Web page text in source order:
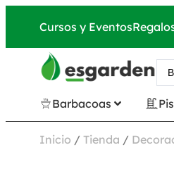
Cursos y Eventos
Barbacoas
Inicio / Tienda /